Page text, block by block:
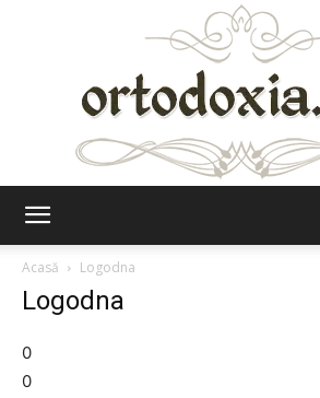
Acasă
Logodna
Logodna
0
0